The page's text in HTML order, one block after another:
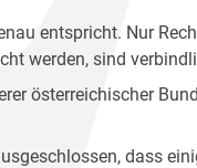
entspricht. Nur
werden, sind
österreichischer
dass